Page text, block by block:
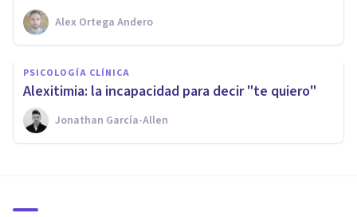
Alex Ortega Andero
PSICOLOGÍA CLÍNICA
Alexitimia: la incapacidad para decir "te quiero"
Jonathan García-Allen